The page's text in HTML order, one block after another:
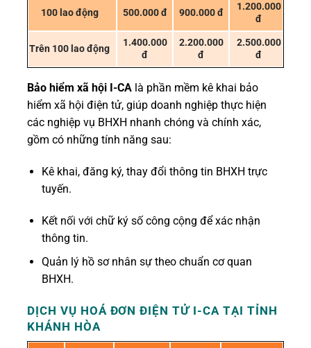
100 lao động 500.000 đ 900.000 đ
1.200.000
đ
Trên 100 lao động
1.400.000
đ
2.200.000
đ
2.500.000
đ
Bảo hiểm xã hội I-CA là phần mềm kê khai bảo
hiểm xã hội điện tử, giúp doanh nghiệp thực hiện
các nghiệp vụ BHXH nhanh chóng và chính xác,
gồm có những tính năng sau:
Kê khai, đăng ký, thay đổi thông tin BHXH trực
tuyến.
Kết nối với chữ ký số công cộng để xác nhận
thông tin.
Quản lý hồ sơ nhân sự theo chuẩn cơ quan
BHXH.
DỊCH VỤ HOÁ ĐƠN ĐIỆN TỬ I-CA TẠI TỈNH
KHÁNH HÒA